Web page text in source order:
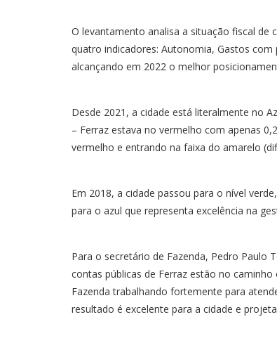
O levantamento analisa a situação fiscal de
quatro indicadores: Autonomia, Gastos
alcançando em 2022 o melhor
Desde 2021, a cidade está literalmente no
– Ferraz estava no vermelho com apenas
vermelho e entrando na faixa do amarelo
Em 2018, a cidade passou para o nível
para o azul que representa excelência na
Para o secretário de Fazenda, Pedro Paulo
contas públicas de Ferraz estão no
Fazenda trabalhando fortemente para
resultado é excelente para a cidade e